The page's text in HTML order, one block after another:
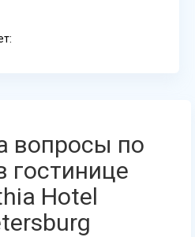
вопросы по
гостинице
Hotel